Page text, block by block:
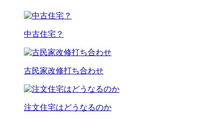
中古住宅？
古民家改修打ち合わせ
注文住宅はどうなるのか